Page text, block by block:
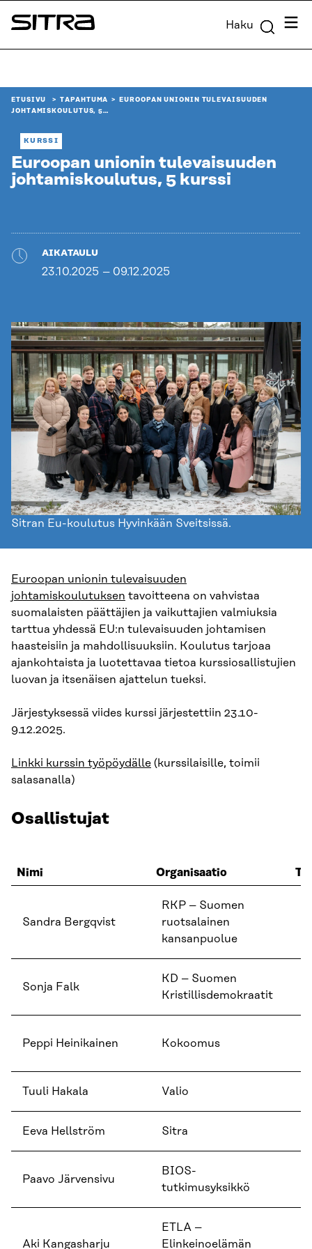
Siirry
suoraan
Sitra Haku
ETUSIVU TAPAHTUMA
EUROOPAN UNIONIN TULEVAISUUDEN
JOHTAMISKOULUTUS, 5…
KURSSI
Euroopan unionin tulevaisuuden
johtamiskoulutus, 5 kurssi
AIKATAULU
23.10.2025 – 09.12.2025
Sitran Eu-koulutus Hyvinkään Sveitsissä.
Euroopan unionin tulevaisuuden
johtamiskoulutuksen tavoitteena on vahvistaa
suomalaisten päättäjien ja vaikuttajien valmiuksia
tarttua yhdessä EU:n tulevaisuuden johtamisen
haasteisiin ja mahdollisuuksiin. Koulutus tarjoaa
ajankohtaista ja luotettavaa tietoa kurssiosallistujien
luovan ja itsenäisen ajattelun tueksi.
Järjestyksessä viides kurssi järjestettiin 23.10-
9.12.2025.
Linkki kurssin työpöydälle (kurssilaisille, toimii
salasanalla)
Osallistujat
Nimi Organisaatio
Sandra Bergqvist
RKP – Suomen
ruotsalainen
kansanpuolue
Sonja Falk
KD – Suomen
Kristillisdemokraatit
Peppi Heinikainen Kokoomus
Tuuli Hakala Valio
Eeva Hellström Sitra
Paavo Järvensivu
BIOS-
tutkimusyksikkö
Aki Kangasharju
ETLA –
Elinkeinoelämän